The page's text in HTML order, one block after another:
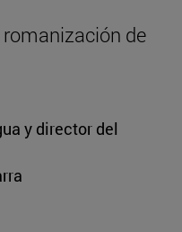
de
y director del